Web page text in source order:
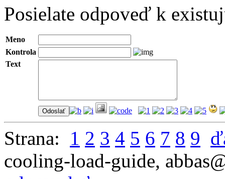
Posielate odpoveď k
Meno
Kontrola
Text
Strana: 1 2 3 4 5 6 7 8 9
cooling-load-guide,